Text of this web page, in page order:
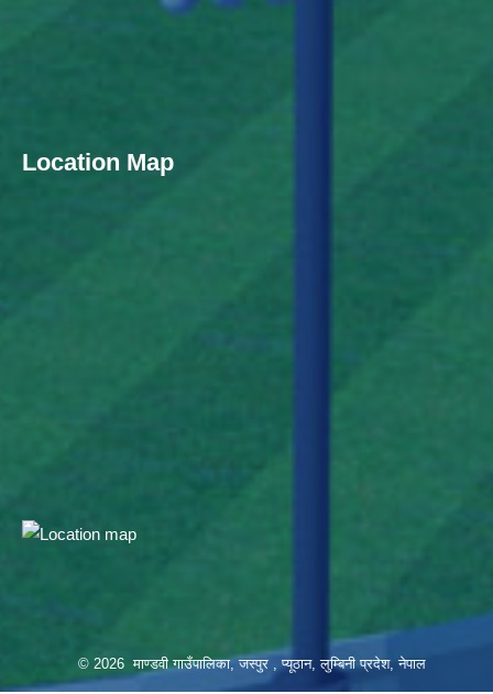
Location Map
© 2026 माण्डवी गाउँपालिका, जस्पुर , प्यूठान, लुम्बिनी प्रदेश, नेपाल